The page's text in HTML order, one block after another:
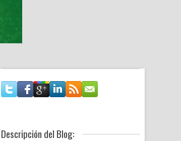
Descripción del Blog: